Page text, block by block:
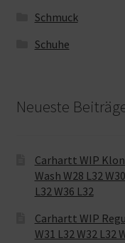
Schmuck
Schuhe
Neueste
Carhartt WIP
Wash W28 L32
L32 W36 L32
Carhartt WIP
W31 L32 W32 L32